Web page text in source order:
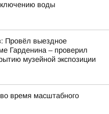
воды
Провёл выездное
Гарденина – проверил
музейной экспозиции
время масштабного